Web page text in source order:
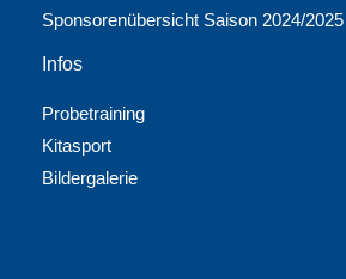
Sponsorenübersicht Saison 2024/2025
Infos
Probetraining
Kitasport
Bildergalerie